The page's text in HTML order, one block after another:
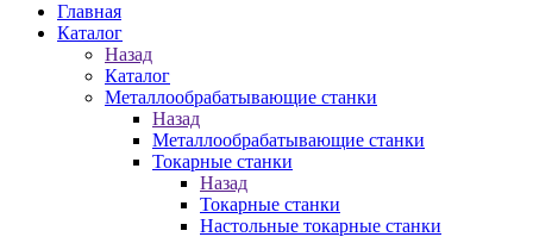
Главная
Каталог
Назад
Каталог
Металлообрабатывающие станки
Назад
Металлообрабатывающие станки
Токарные станки
Назад
Токарные станки
Настольные токарные станки